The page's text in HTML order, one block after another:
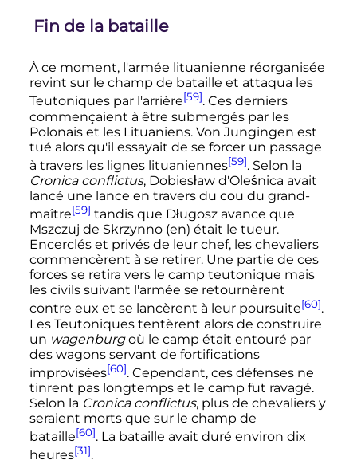
Fin de la bataille
À ce moment, l'armée lituanienne réorganisée
revint sur le champ de bataille et attaqua les
Teutoniques par l'arrière[59]. Ces derniers
commençaient à être submergés par les
Polonais et les Lituaniens. Von Jungingen est
tué alors qu'il essayait de se forcer un passage
à travers les lignes lituaniennes[59]. Selon la
Cronica conflictus, Dobiesław d'Oleśnica avait
lancé une lance en travers du cou du grand-
maître[59] tandis que Długosz avance que
Mszczuj de Skrzynno (en) était le tueur.
Encerclés et privés de leur chef, les chevaliers
commencèrent à se retirer. Une partie de ces
forces se retira vers le camp teutonique mais
les civils suivant l'armée se retournèrent
contre eux et se lancèrent à leur poursuite[60].
Les Teutoniques tentèrent alors de construire
un wagenburgoù le camp était entouré par
des wagons servant de fortifications
improvisées[60]. Cependant, ces défenses ne
tinrent pas longtemps et le camp fut ravagé.
Selon la Cronica conflictus, plus de chevaliers y
seraient morts que sur le champ de
bataille[60]. La bataille avait duré environ dix
heures[31].